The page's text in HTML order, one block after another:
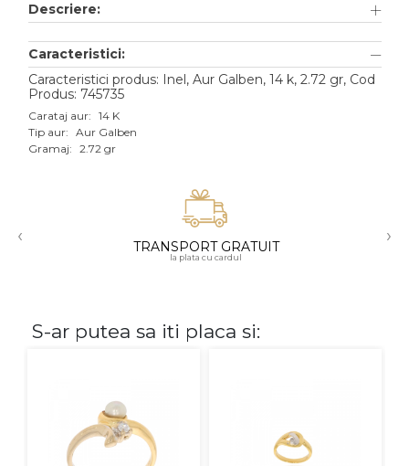
Aur alb
Aur roz
Aur mixt
18K
Descriere:
Caracteristici:
Caracteristici produs: Inel, Aur Galben, 14 k, 2.72 gr, Cod
Produs: 745735
Carataj aur: 14 K
Tip aur: Aur Galben
Gramaj: 2.72 gr
‹ TRANSPORT GRATUIT
la plata cu cardul
›
S-ar putea sa iti placa si: